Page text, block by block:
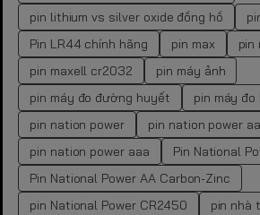
pin lithium vs silver oxide đồng hồ
Pin LR44 chính hãng
pin max
pin
pin maxell cr2032
pin máy ảnh
pin máy đo đường huyết
pin máy
pin nation power
pin nation power aa
pin nation power aaa
Pin National
Pin National Power AA Carbon-Zinc
pin National Power CR2450
pin nhà